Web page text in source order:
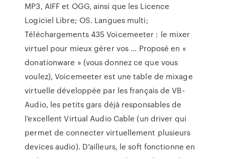
MP3, AIFF et OGG, ainsi que les Licence
Logiciel Libre; OS. Langues multi;
Téléchargements 435 Voicemeeter : le mixer
virtuel pour mieux gérer vos ... Proposé en «
donationware » (vous donnez ce que vous
voulez), Voicemeeter est une table de mixage
virtuelle développée par les français de VB-
Audio, les petits gars déjà responsables de
l’excellent Virtual Audio Cable (un driver qui
permet de connecter virtuellement plusieurs
devices audio). D’ailleurs, le soft fonctionne en